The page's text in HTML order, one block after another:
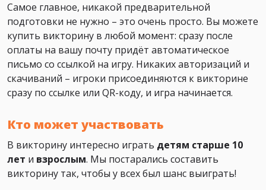
Самое главное, никакой предварительной
подготовки не нужно – это очень просто. Вы можете
купить викторину в любой момент: сразу после
оплаты на вашу почту придёт автоматическое
письмо со ссылкой на игру. Никаких авторизаций и
скачиваний – игроки присоединяются к викторине
сразу по ссылке или QR-коду, и игра начинается.
Кто может участвовать
В викторину интересно играть детям старше 10
лет и взрослым. Мы постарались составить
викторину так, чтобы у всех был шанс выиграть!